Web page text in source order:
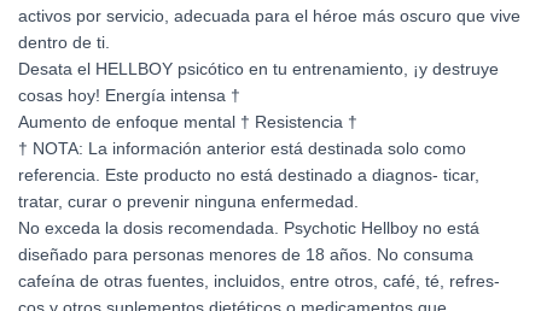
activos por servicio, adecuada para el héroe más oscuro que vive
dentro de ti.
Desata el HELLBOY psicótico en tu entrenamiento, ¡y destruye
cosas hoy! Energía intensa †
Aumento de enfoque mental † Resistencia †
† NOTA: La información anterior está destinada solo como
referencia. Este producto no está destinado a diagnos- ticar,
tratar, curar o prevenir ninguna enfermedad.
No exceda la dosis recomendada. Psychotic Hellboy no está
diseñado para personas menores de 18 años. No consuma
cafeína de otras fuentes, incluidos, entre otros, café, té, refres-